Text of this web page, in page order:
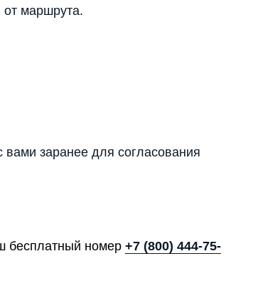
от маршрута.
заранее для согласования
бесплатный номер +7 (800) 444-75-